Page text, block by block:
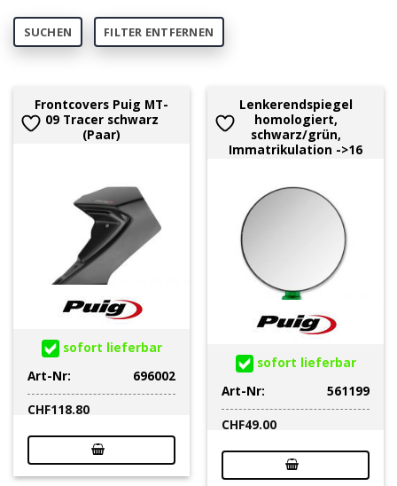
SUCHEN FILTER ENTFERNEN
Frontcovers Puig MT-
09 Tracer schwarz
(Paar)
sofort lieferbar
Art-Nr:
696002
CHF118.80
Lenkerendspiegel
homologiert,
schwarz/grün,
Immatrikulation ->16
sofort lieferbar
Art-Nr:
561199
CHF49.00